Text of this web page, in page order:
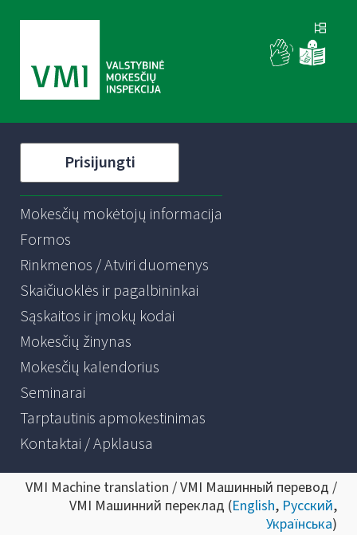
Prisijungti
Mokesčių mokėtojų informacija
Formos
Rinkmenos / Atviri duomenys
Skaičiuoklės ir pagalbininkai
Sąskaitos ir įmokų kodai
Mokesčių žinynas
Mokesčių kalendorius
Seminarai
Tarptautinis apmokestinimas
Kontaktai / Apklausa
VMI Machine translation / VMI Машинный перевод /
VMI Машинний переклад (English, Русский,
Українська)